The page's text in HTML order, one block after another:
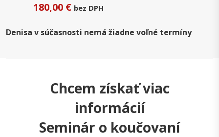
180,00 € bez DPH
Denisa v súčasnosti nemá žiadne voľné termíny
Chcem získať viac
informácií
Seminár o koučovaní